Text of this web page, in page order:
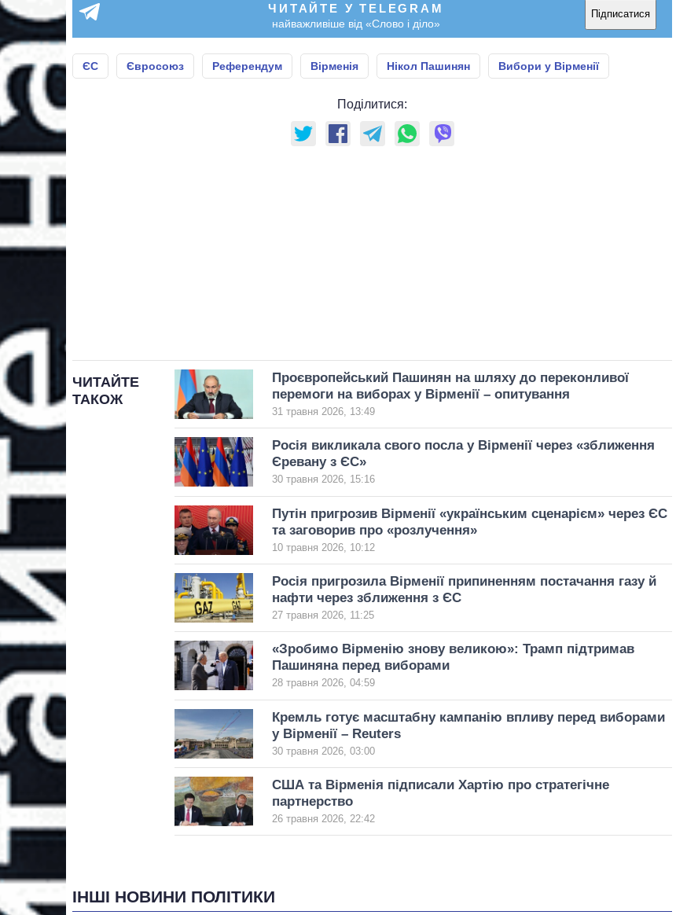
ЧИТАЙТЕ У TELEGRAM
найважливіше від «Слово і діло»
Підписатися
ЄС Євросоюз Референдум Вірменія Нікол Пашинян Вибори у Вірменії
Поділитися:
ЧИТАЙТЕ
ТАКОЖ
Проєвропейський Пашинян на шляху до переконливої
перемоги на виборах у Вірменії – опитування
31 травня 2026, 13:49
Росія викликала свого посла у Вірменії через «зближення
Єревану з ЄС»
30 травня 2026, 15:16
Путін пригрозив Вірменії «українським сценарієм» через ЄС
та заговорив про «розлучення»
10 травня 2026, 10:12
Росія пригрозила Вірменії припиненням постачання газу й
нафти через зближення з ЄС
27 травня 2026, 11:25
«Зробимо Вірменію знову великою»: Трамп підтримав
Пашиняна перед виборами
28 травня 2026, 04:59
Кремль готує масштабну кампанію впливу перед виборами
у Вірменії – Reuters
30 травня 2026, 03:00
США та Вірменія підписали Хартію про стратегічне
партнерство
26 травня 2026, 22:42
ІНШІ НОВИНИ ПОЛІТИКИ